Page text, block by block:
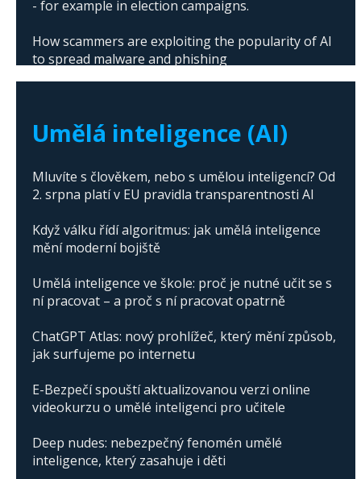
- for example in election campaigns.
How scammers are exploiting the popularity of AI
to spread malware and phishing
Umělá inteligence (AI)
Mluvíte s člověkem, nebo s umělou inteligencí? Od
2. srpna platí v EU pravidla transparentnosti AI
Když válku řídí algoritmus: jak umělá inteligence
mění moderní bojiště
Umělá inteligence ve škole: proč je nutné učit se s
ní pracovat – a proč s ní pracovat opatrně
ChatGPT Atlas: nový prohlížeč, který mění způsob,
jak surfujeme po internetu
E-Bezpečí spouští aktualizovanou verzi online
videokurzu o umělé inteligenci pro učitele
Deep nudes: nebezpečný fenomén umělé
inteligence, který zasahuje i děti